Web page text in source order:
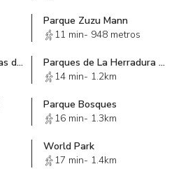
Parque Zuzu Mann
11 min- 948 metros
Parque de Acequia Lomas de las Palmas
Parques de La Herradura Huixquilucan Edo Mex
14 min- 1.2km
Parque Bosques
16 min- 1.3km
World Park
17 min- 1.4km